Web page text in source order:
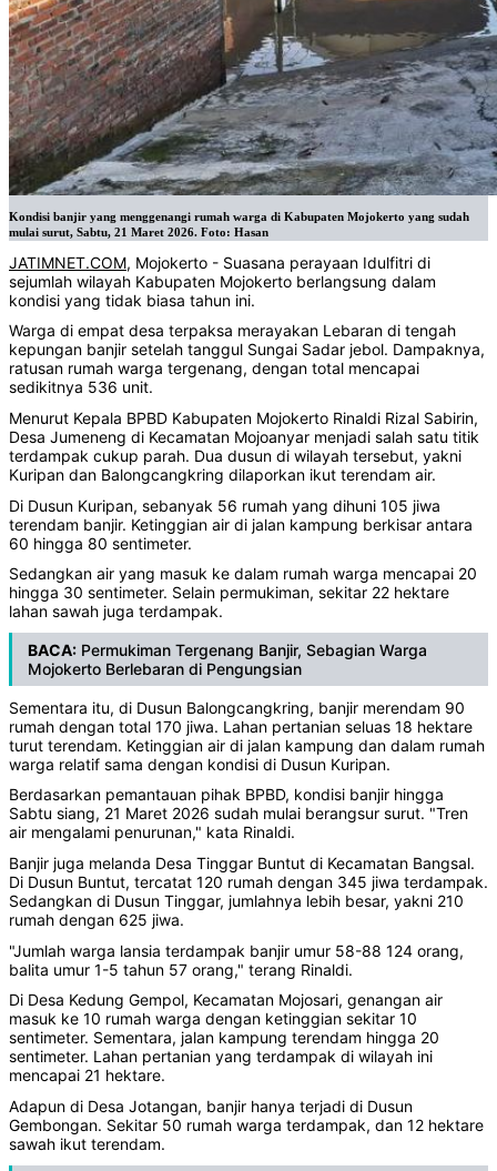
Kondisi banjir yang menggenangi rumah warga di Kabupaten Mojokerto yang sudah
mulai surut, Sabtu, 21 Maret 2026. Foto: Hasan
JATIMNET.COM, Mojokerto - Suasana perayaan Idulfitri di
sejumlah wilayah Kabupaten Mojokerto berlangsung dalam
kondisi yang tidak biasa tahun ini.
Warga di empat desa terpaksa merayakan Lebaran di tengah
kepungan banjir setelah tanggul Sungai Sadar jebol. Dampaknya,
ratusan rumah warga tergenang, dengan total mencapai
sedikitnya 536 unit.
Menurut Kepala BPBD Kabupaten Mojokerto Rinaldi Rizal Sabirin,
Desa Jumeneng di Kecamatan Mojoanyar menjadi salah satu titik
terdampak cukup parah. Dua dusun di wilayah tersebut, yakni
Kuripan dan Balongcangkring dilaporkan ikut terendam air.
Di Dusun Kuripan, sebanyak 56 rumah yang dihuni 105 jiwa
terendam banjir. Ketinggian air di jalan kampung berkisar antara
60 hingga 80 sentimeter.
Sedangkan air yang masuk ke dalam rumah warga mencapai 20
hingga 30 sentimeter. Selain permukiman, sekitar 22 hektare
lahan sawah juga terdampak.
BACA: Permukiman Tergenang Banjir, Sebagian Warga
Mojokerto Berlebaran di Pengungsian
Sementara itu, di Dusun Balongcangkring, banjir merendam 90
rumah dengan total 170 jiwa. Lahan pertanian seluas 18 hektare
turut terendam. Ketinggian air di jalan kampung dan dalam rumah
warga relatif sama dengan kondisi di Dusun Kuripan.
Berdasarkan pemantauan pihak BPBD, kondisi banjir hingga
Sabtu siang, 21 Maret 2026 sudah mulai berangsur surut. "Tren
air mengalami penurunan," kata Rinaldi.
Banjir juga melanda Desa Tinggar Buntut di Kecamatan Bangsal.
Di Dusun Buntut, tercatat 120 rumah dengan 345 jiwa terdampak.
Sedangkan di Dusun Tinggar, jumlahnya lebih besar, yakni 210
rumah dengan 625 jiwa.
"Jumlah warga lansia terdampak banjir umur 58-88 124 orang,
balita umur 1-5 tahun 57 orang," terang Rinaldi.
Di Desa Kedung Gempol, Kecamatan Mojosari, genangan air
masuk ke 10 rumah warga dengan ketinggian sekitar 10
sentimeter. Sementara, jalan kampung terendam hingga 20
sentimeter. Lahan pertanian yang terdampak di wilayah ini
mencapai 21 hektare.
Adapun di Desa Jotangan, banjir hanya terjadi di Dusun
Gembongan. Sekitar 50 rumah warga terdampak, dan 12 hektare
sawah ikut terendam.